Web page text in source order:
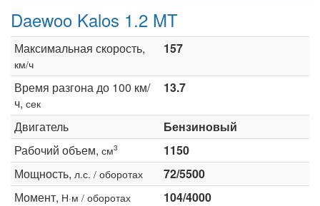
Daewoo Kalos 1.2 MT
Максимальная скорость,
км/ч
157
Время разгона до 100 км/
ч, сек
13.7
Двигатель
Бензиновый
Рабочий объем, см3
1150
Мощность, л.с. / оборотах
72/5500
Момент, Н·м / оборотах
104/4000